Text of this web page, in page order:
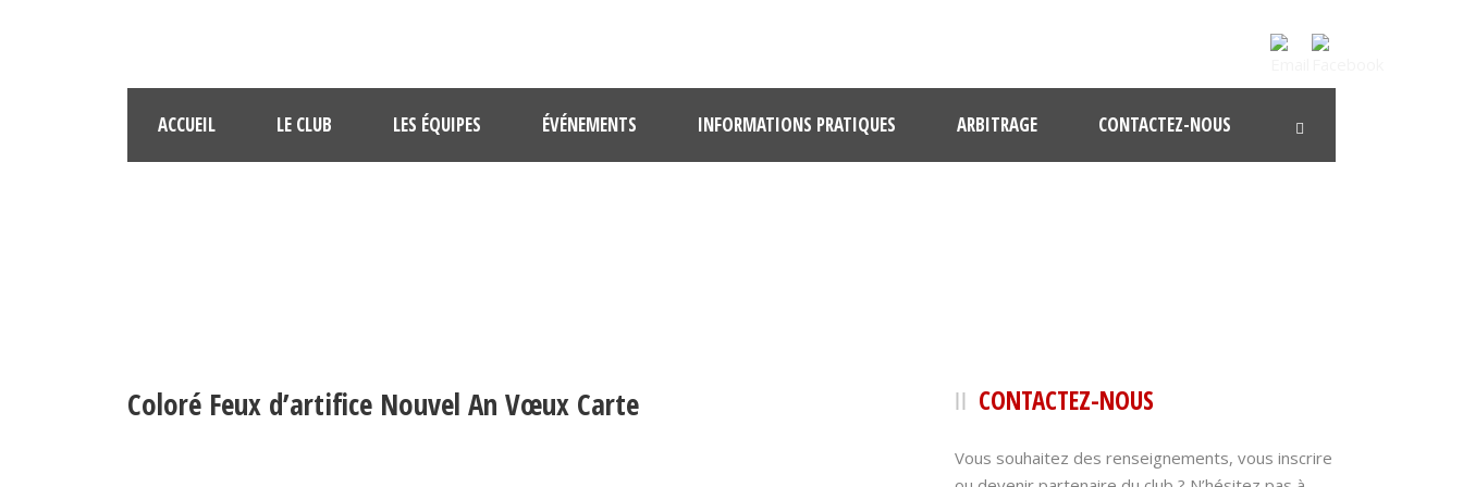
ACCUEIL LE CLUB LES ÉQUIPES ÉVÉNEMENTS INFORMATIONS PRATIQUES ARBITRAGE CONTACTEZ-NOUS
Coloré Feux d’artifice Nouvel An Vœux Carte CONTACTEZ-NOUS
Vous souhaitez des renseignements, vous inscrire